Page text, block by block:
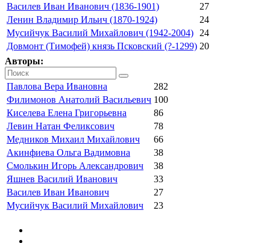
Василев Иван Иванович (1836-1901)
27
Ленин Владимир Ильич (1870-1924)
24
Мусийчук Василий Михайлович (1942-2004)
24
Довмонт (Тимофей) князь Псковский (?-1299) 20
Авторы:
Павлова Вера Ивановна
282
Филимонов Анатолий Васильевич 100
Киселева Елена Григорьевна
86
Левин Натан Феликсович
78
Медников Михаил Михайлович
66
Акинфиева Ольга Вадимовна
38
Смолькин Игорь Александрович
38
Яшнев Василий Иванович
33
Василев Иван Иванович
27
Мусийчук Василий Михайлович
23